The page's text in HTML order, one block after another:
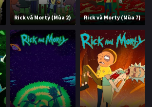
Rick và Morty (Mùa 2) Rick và Morty (Mùa 7)